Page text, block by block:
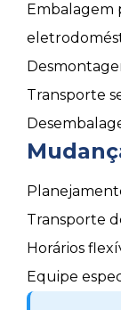
Embalagem
Transporte
Transporte
Horários
Equipe